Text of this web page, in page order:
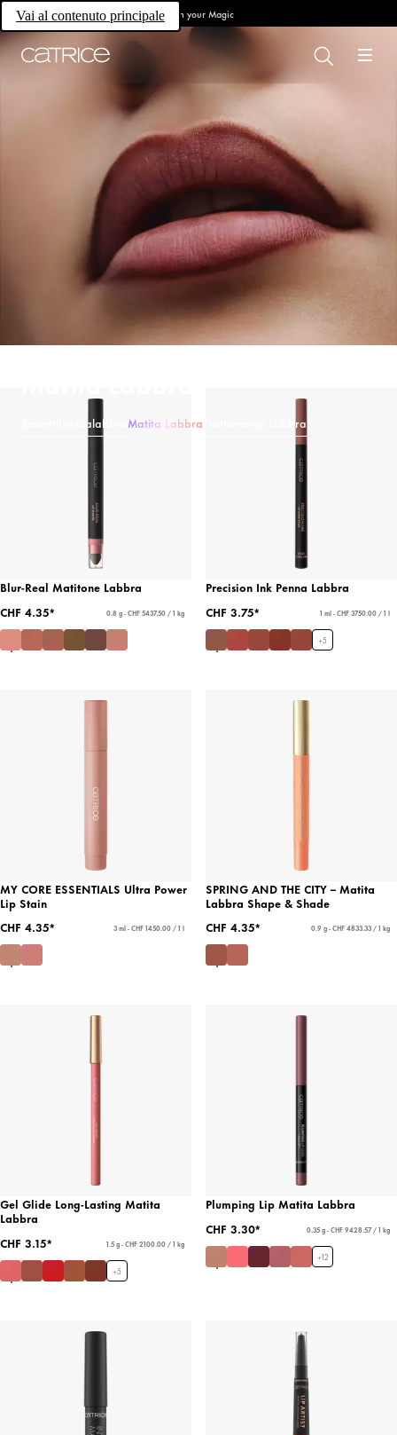
Vai al contenuto principaleOwn your Magic
Lucidalabbra Matita Labbra Trattamento Labbra
Blur-Real Matitone Labbra
CHF 4.35*
0.8 g - CHF 5437.50 / 1 kg
Precision Ink Penna Labbra
CHF 3.75*
1 ml - CHF 3750.00 / 1 l
+5
MY CORE ESSENTIALS Ultra Power
Lip Stain
CHF 4.35*
3 ml - CHF 1450.00 / 1 l
SPRING AND THE CITY – Matita
Labbra Shape & Shade
CHF 4.35*
0.9 g - CHF 4833.33 / 1 kg
Gel Glide Long-Lasting Matita
Labbra
CHF 3.15*
1.5 g - CHF 2100.00 / 1 kg
+5
Plumping Lip Matita Labbra
CHF 3.30*
0.35 g - CHF 9428.57 / 1 kg
+12